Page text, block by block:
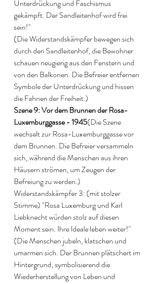
Unterdrückung und Faschismus
gekämpft. Der Sandleitenhof wird frei
sein!"
(Die Widerstandskämpfer bewegen sich
durch den Sandleitenhof, die Bewohner
schauen neugierig aus den Fenstern und
von den Balkonen. Die Befreier entfernen
Symbole der Unterdrückung und hissen
die Fahnen der Freiheit.)
Szene 9: Vor dem Brunnen der Rosa-
Luxemburggasse - 1945(Die Szene
wechselt zur Rosa-Luxemburggasse vor
dem Brunnen. Die Befreier versammeln
sich, während die Menschen aus ihren
Häusern strömen, um Zeugen der
Befreiung zu werden.)
Widerstandskämpfer 3: (mit stolzer
Stimme) "Rosa Luxemburg und Karl
Liebknecht würden stolz auf diesen
Moment sein. Ihre Ideale leben weiter!"
(Die Menschen jubeln, klatschen und
umarmen sich. Der Brunnen plätschert im
Hintergrund, symbolisierend die
Wiederherstellung von Leben und